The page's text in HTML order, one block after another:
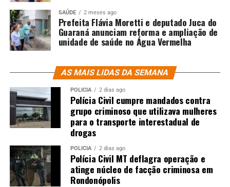
SAÚDE 2 meses ago
Prefeita Flávia Moretti e deputado Juca do
Guaraná anunciam reforma e ampliação de
unidade de saúde no Água Vermelha
AS MAIS LIDAS DA SEMANA
POLÍCIA 2 dias ago
Polícia Civil cumpre mandados contra
grupo criminoso que utilizava mulheres
para o transporte interestadual de
drogas
POLÍCIA 2 dias ago
Polícia Civil MT deflagra operação e
atinge núcleo de facção criminosa em
Rondonópolis